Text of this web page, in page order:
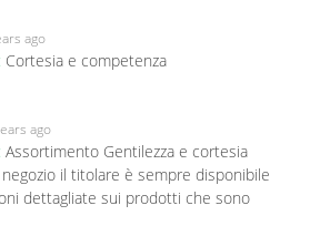
ago
Cortesia e competenza
ago
Assortimento Gentilezza e cortesia
il titolare è sempre disponibile
dettagliate sui prodotti che sono